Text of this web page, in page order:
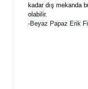
kadar dış mekanda
olabilir.
-Beyaz Papaz Erik